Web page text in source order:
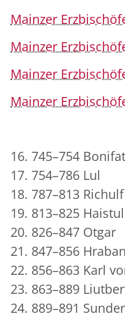
Mainzer
Mainzer
Mainzer
Mainzer
16. 745–754
17. 754–786 Lul
18. 787–813 Richulf
19. 813–825
20. 826–847 Otgar
21. 847–856
22. 856–863 Karl
23. 863–889
24. 889–891